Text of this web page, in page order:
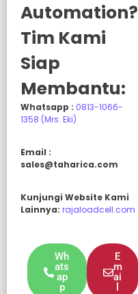
Automation?
Tim Kami
Siap
Membantu:
Whatsapp : 0813-1066-
1358 (Mrs. Eki)
Email :
sales@taharica.com
Kunjungi Website Kami
Lainnya: rajaloadcell.com
Wh
ats
ap
p
E
m
ai